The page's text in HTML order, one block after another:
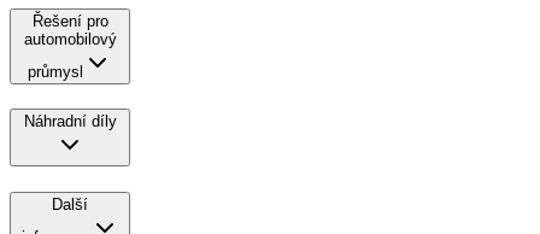
Řešení pro
automobilový
průmysl
Náhradní díly
Další